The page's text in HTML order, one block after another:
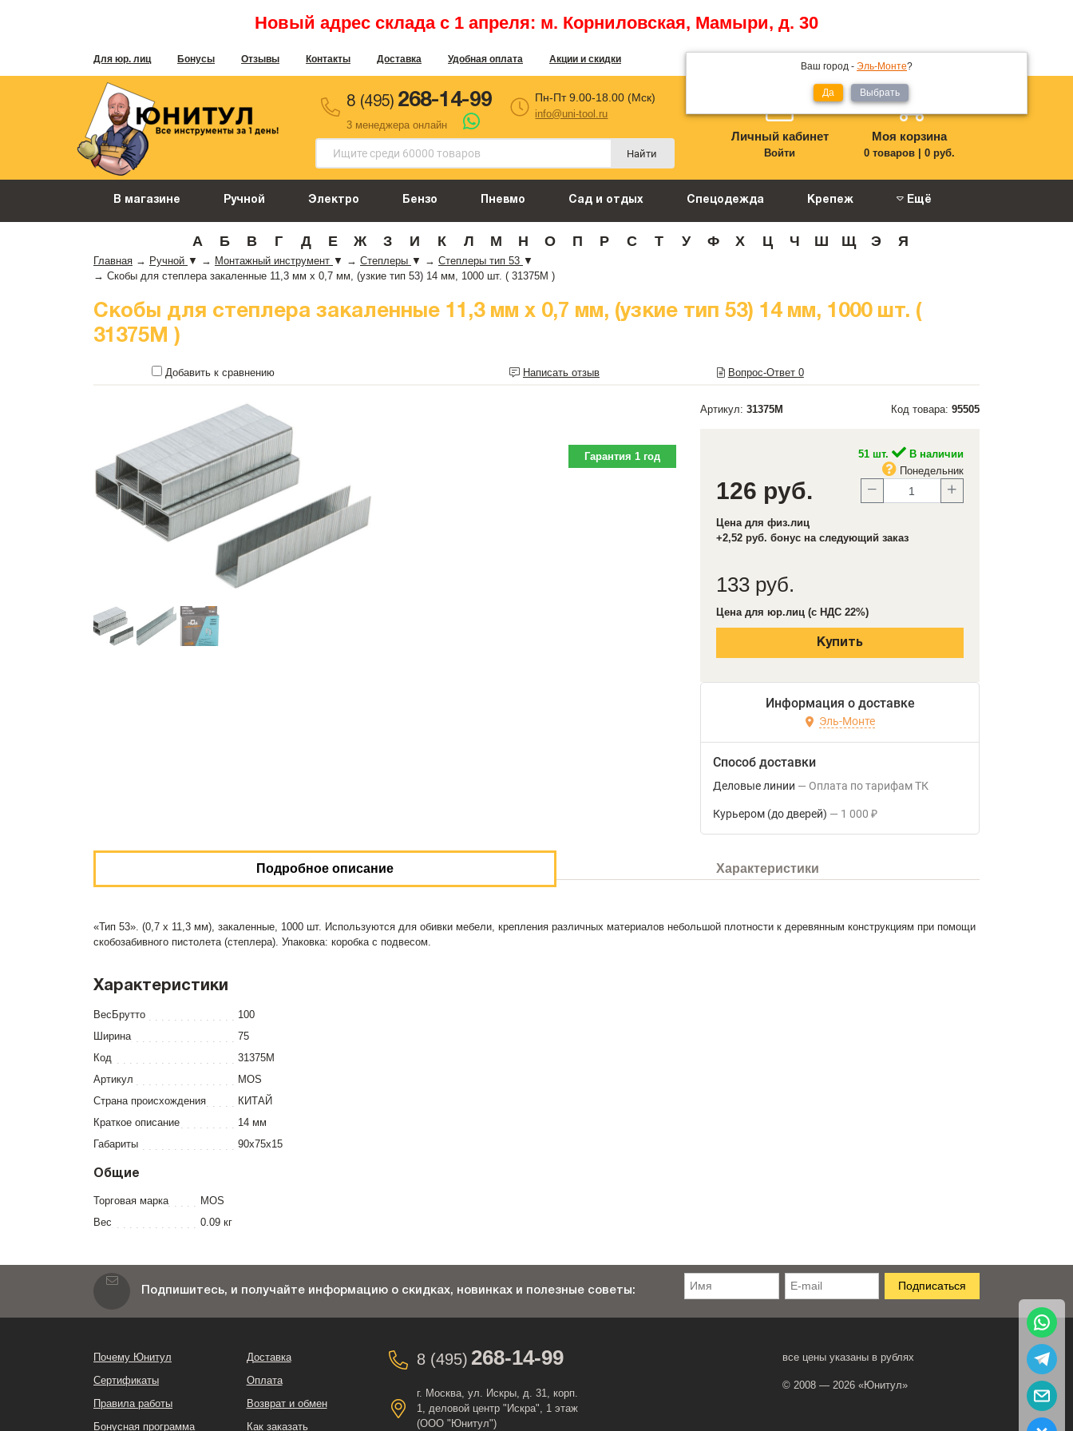
Новый адрес склада с 1 апреля: м. Корниловская, Мамыри, д. 30
Для юр. лиц Бонусы Отзывы Контакты Доставка Удобная оплата Акции и скидки
Ваш город - Эль-Монте?
Да Выбрать
8 (495) 268-14-99
3 менеджера онлайн
Пн-Пт 9.00-18.00 (Мск)
info@uni-tool.ru
Найти
Личный кабинет
Войти
Моя корзина
0 товаров| 0 руб.
В магазине Ручной Электро Бензо Пневмо Сад и отдых Спецодежда Крепеж Ещё
А Б В Г Д Е Ж З И К Л М Н О П Р С Т У Ф Х Ц Ч Ш Щ Э Я
Главная → Ручной ▼ → Монтажный инструмент ▼ → Степлеры ▼ → Степлеры тип 53 ▼
→ Скобы для степлера закаленные 11,3 мм х 0,7 мм, (узкие тип 53) 14 мм, 1000 шт. ( 31375М )
Скобы для степлера закаленные 11,3 мм х 0,7 мм, (узкие тип 53) 14 мм, 1000 шт. (
31375М )
Добавить к сравнению Написать отзыв Вопрос-Ответ 0
Артикул: 31375М Код товара: 95505
Гарантия 1 год 51 шт.
В наличии
Понедельник
126 руб.
Цена для физ.лиц
+2,52 руб. бонус на следующий заказ
133 руб.
Цена для юр.лиц (с НДС 22%)
Купить
Информация о доставке
Эль-Монте
Способ доставки
Деловые линии Оплата по тарифам ТК
Курьером (до дверей) 1 000 ₽
Подробное описание Характеристики
«Тип 53». (0,7 х 11,3 мм), закаленные, 1000 шт. Используются для обивки мебели, крепления различных материалов небольшой плотности к деревянным конструкциям при помощи
скобозабивного пистолета (степлера). Упаковка: коробка с подвесом.
Характеристики
ВесБрутто
100
Ширина
75
Код
31375М
Артикул
MOS
Страна происхождения
КИТАЙ
Краткое описание
14 мм
Габариты
90x75x15
Общие
Торговая марка
MOS
Вес
0.09 кг
Подпишитесь, и получайте информацию о скидках, новинках и полезные советы:
Почему Юнитул
Сертификаты
Правила работы
Бонусная программа
Доставка
Оплата
Возврат и обмен
Как заказать
8 (495) 268-14-99
г. Москва, ул. Искры, д. 31, корп.
1, деловой центр "Искра", 1 этаж
(ООО "Юнитул")
все цены указаны в рублях
© 2008 — 2026 «Юнитул»